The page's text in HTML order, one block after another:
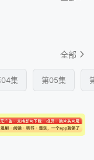
全部
04集 第05集